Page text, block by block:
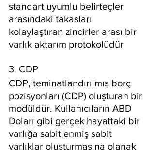
standart uyumlu belirteçler
arasındaki takasları
kolaylaştıran zincirler arası bir
varlık aktarım protokolüdür
3. CDP
CDP, teminatlandırılmış borç
pozisyonları (CDP) oluşturan bir
modüldür. Kullanıcıların ABD
Doları gibi gerçek hayattaki bir
varlığa sabitlenmiş sabit
varlıklar oluşturmasına olanak